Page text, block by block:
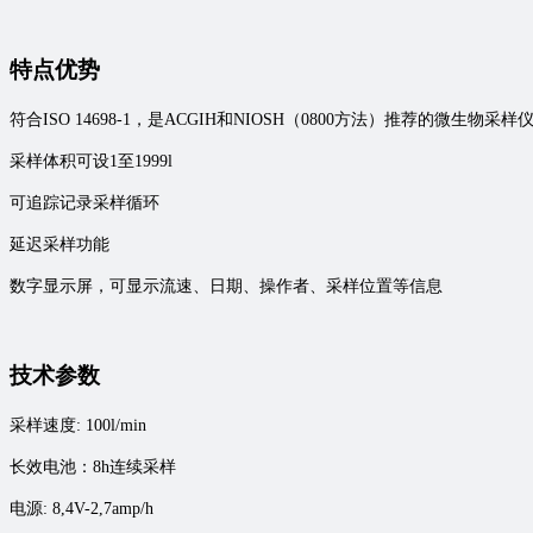
特点优势
符合ISO 14698-1，是ACGIH和NIOSH（0800方法）推荐的微生物采样仪
采样体积可设1至1999l
可追踪记录采样循环
延迟采样功能
数字显示屏，可显示流速、日期、操作者、采样位置等信息
技术参数
采样速度: 100l/min
长效电池：8h连续采样
电源: 8,4V-2,7amp/h